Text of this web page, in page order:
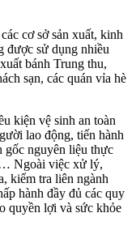
cơ sở sản xuất, kinh
được sử dụng nhiều
bánh Trung thu,
sạn, các quán vỉa hè
kiện vệ sinh an toàn
lao động, tiến hành
gốc nguyên liệu thực
Ngoài việc xử lý,
kiểm tra liên ngành
hành đầy đủ các quy
quyền lợi và sức khỏe